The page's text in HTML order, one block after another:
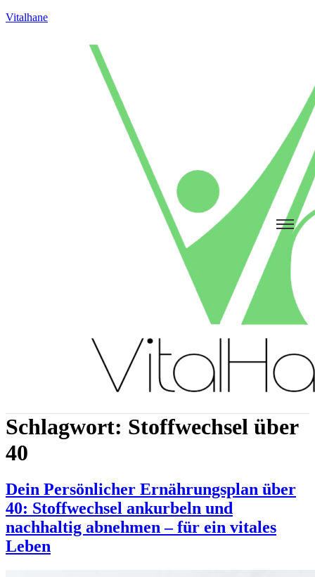
Vitalhane
Schlagwort: Stoffwechsel über
40
Dein Persönlicher Ernährungsplan über
40: Stoffwechsel ankurbeln und
nachhaltig abnehmen – für ein vitales
Leben